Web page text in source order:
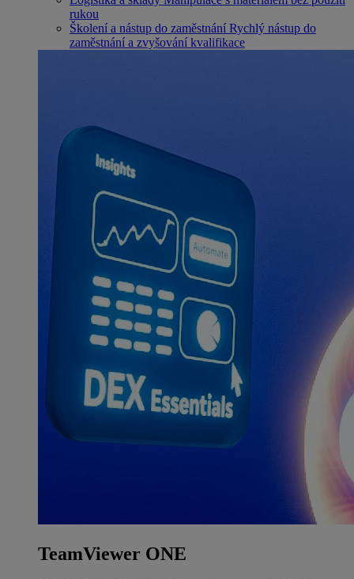
rukou
Školení a nástup do zaměstnání Rychlý nástup do
zaměstnání a zvyšování kvalifikace
TeamViewer ONE